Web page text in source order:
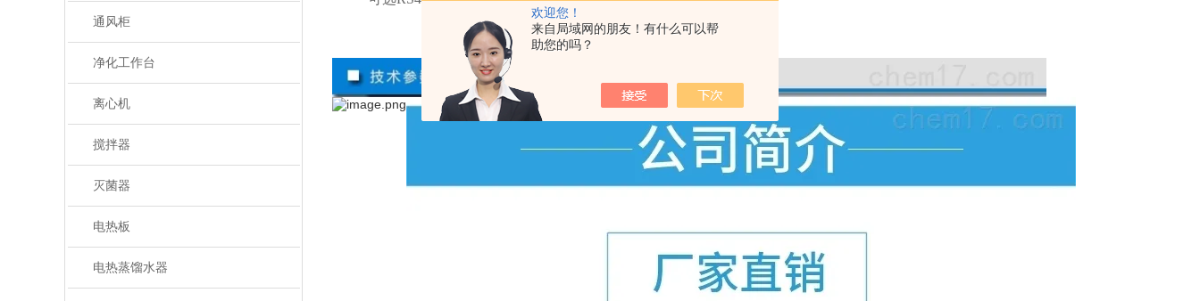
欢迎您！
来自局域网的朋友！有什么可以帮
助您的吗？
通风柜
净化工作台
离心机
搅拌器
灭菌器
电热板
电热蒸馏水器